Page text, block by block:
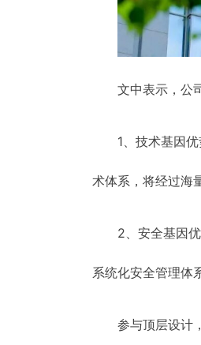
文中表示，公
1、技术基因
术体系，将经过海
2、安全基因
系统化安全管理体
参与顶层设计